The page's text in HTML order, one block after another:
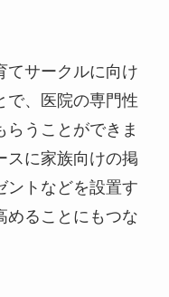
てサークルに向け
で、医院の専門性
らうことができま
スに家族向けの掲
ントなどを設置す
めることにもつな